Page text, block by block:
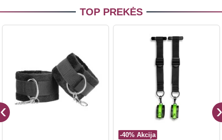
TOP PREKĖS
-40% Akcija